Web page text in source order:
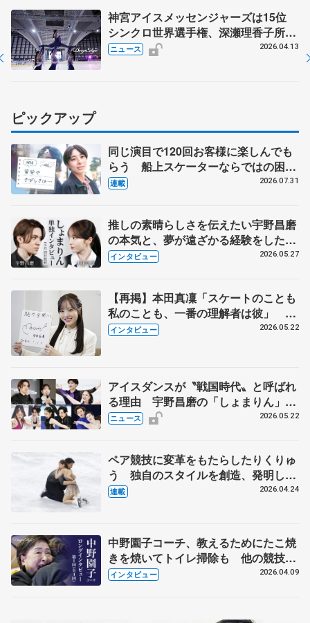
神宮アイスメッセンジャーズは15位
シンクロ世界選手権、深瀬理香子所属
のカナダチームV 新種目「シンクロ
ニュース 2026.04.13
ピックアップ
同じ演目で120回お客様に楽しんでも
らう 船上スケーターならではの困難
とは 影響あったPIW前キャプテン松
連載 2026.07.31
推しの素晴らしさを伝えたい宇野昌磨
の本気と、夢が遠ざかる経験をした本
田真凜の覚悟
インタビュー 2026.05.27
【再掲】本田真凜「スケートのことも
私のことも、一番の理解者は彼」 引
退時の単独インタビューで語った競技
インタビュー 2026.05.22
アイスダンスが〝戦国時代〟と呼ばれ
る理由 宇野昌磨の「しょまりん」ら
実力者が相次いで参戦 国内の競争激
ニュース 2026.05.22
ペア競技に変革をもたらしたりくりゅ
う 独自のスタイルを創造、発明した
【引退発表後②】
連載 2026.04.24
中野園子コーチ、教えるためにたこ焼
きを焼いてトイレ掃除も 他の競技に
も通用するという坂本花織の筋肉
インタビュー 2026.04.09